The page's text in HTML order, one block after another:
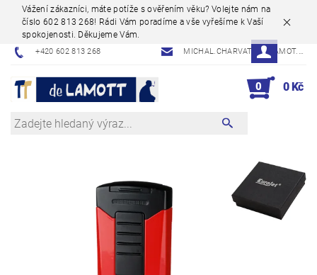
Vážení zákazníci, máte potíže s ověřením věku? Volejte nám na
číslo 602 813 268! Rádi Vám poradíme a vše vyřešíme k Vaší
spokojenosti. Děkujeme Vám.
+420 602 813 268 MICHAL.CHARVAT@DELAMOT.CZ
0 0 Kč